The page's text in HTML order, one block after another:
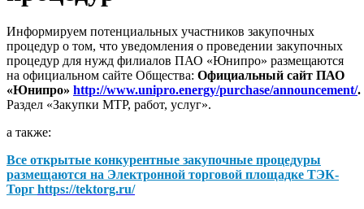
Информируем потенциальных участников закупочных
процедур о том, что уведомления о проведении закупочных
процедур для нужд филиалов ПАО «Юнипро» размещаются
на официальном сайте Общества: Официальный сайт ПАО
«Юнипро» http://www.unipro.energy/purchase/announcement/.
Раздел «Закупки МТР, работ, услуг».
а также:
Все открытые конкурентные закупочные процедуры
размещаются на Электронной торговой площадке ТЭК-
Торг https://tektorg.ru/